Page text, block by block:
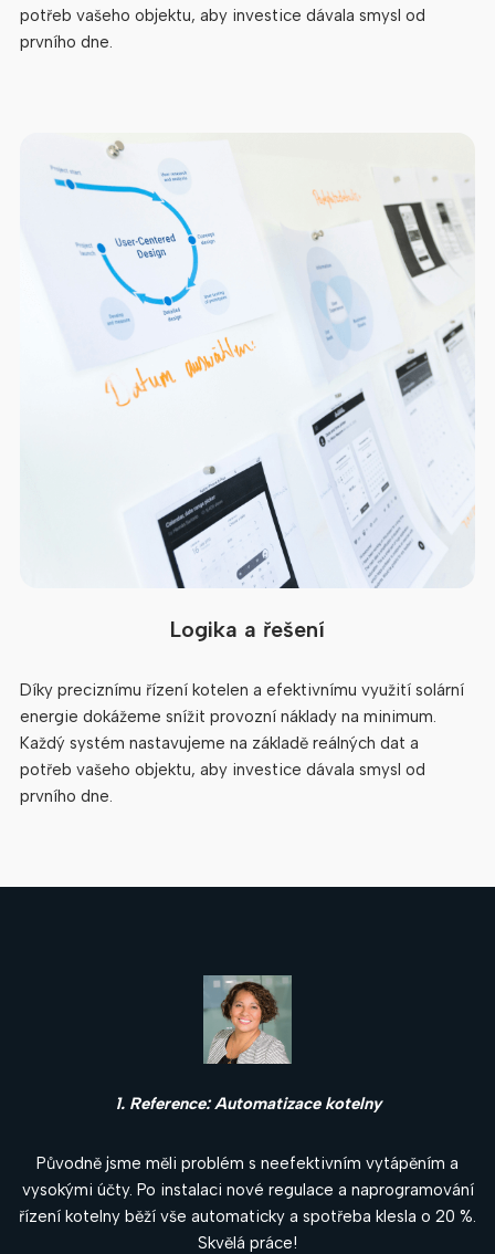
potřeb vašeho objektu, aby investice dávala smysl od
prvního dne.
Logika a řešení
Díky preciznímu řízení kotelen a efektivnímu využití solární
energie dokážeme snížit provozní náklady na minimum.
Každý systém nastavujeme na základě reálných dat a
potřeb vašeho objektu, aby investice dávala smysl od
prvního dne.
1. Reference: Automatizace kotelny
Původně jsme měli problém s neefektivním vytápěním a
vysokými účty. Po instalaci nové regulace a naprogramování
řízení kotelny běží vše automaticky a spotřeba klesla o 20 %.
Skvělá práce!